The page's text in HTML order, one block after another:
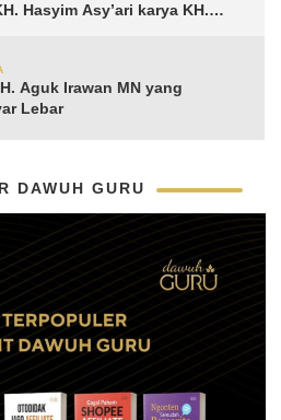
Hasyim Asy’ari karya KH.
Aguk Irawan MN yang
Lebar
DAWUH GURU